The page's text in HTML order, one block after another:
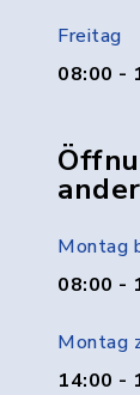
Freitag
08:00 -
Montag
08:00 -
Montag
14:00 -